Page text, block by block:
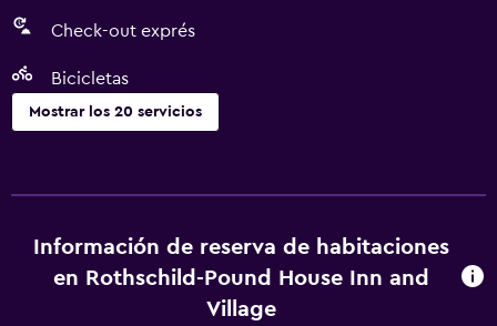
Check-out exprés
Bicicletas
Mostrar los 20 servicios
Wifi gratis
Calefacción
Ventilador
Información de reserva de habitaciones
en Rothschild-Pound House Inn and
Village